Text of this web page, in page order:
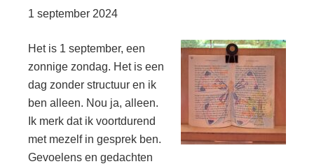
1 september 2024
Het is 1 september, een
zonnige zondag. Het is een
dag zonder structuur en ik
ben alleen. Nou ja, alleen.
Ik merk dat ik voortdurend
met mezelf in gesprek ben.
Gevoelens en gedachten